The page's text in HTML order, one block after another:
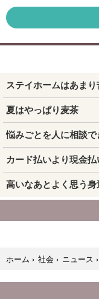
ホーム › 社会 › ニュース ›